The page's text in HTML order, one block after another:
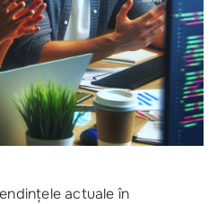
actuale în